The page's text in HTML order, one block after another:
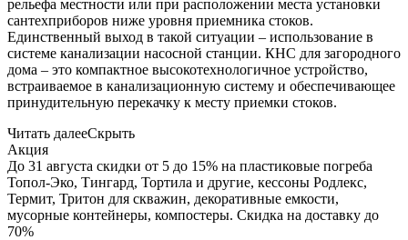
рельефа местности или при расположении места установки
сантехприборов ниже уровня приемника стоков.
Единственный выход в такой ситуации – использование в
системе канализации насосной станции. КНС для загородного
дома – это компактное высокотехнологичное устройство,
встраиваемое в канализационную систему и обеспечивающее
принудительную перекачку к месту приемки стоков.
Читать далееСкрыть
Акция
До 31 августа скидки от 5 до 15% на пластиковые погреба
Топол-Эко, Тингард, Тортила и другие, кессоны Родлекс,
Термит, Тритон для скважин, декоративные емкости,
мусорные контейнеры, компостеры. Скидка на доставку до
70%